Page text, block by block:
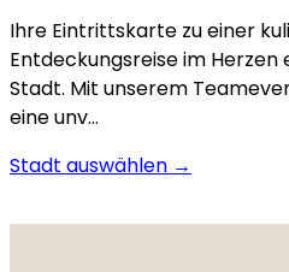
Ihre Eintrittskarte zu einer
Entdeckungsreise im
Stadt. Mit unserem
eine unv…
Stadt auswählen →